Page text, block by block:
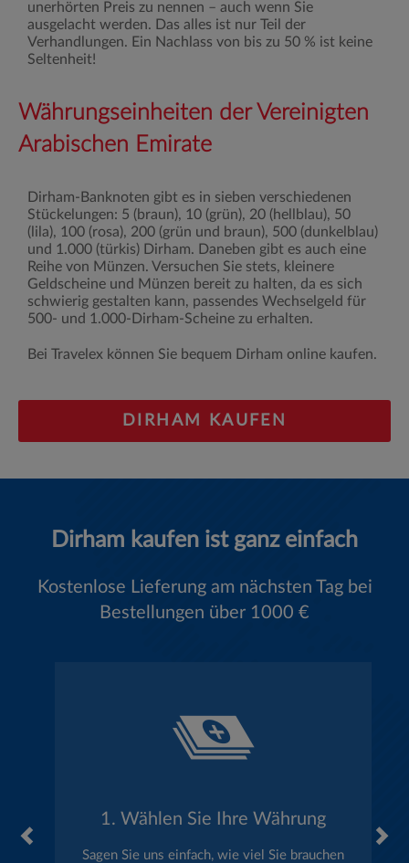
unerhörten Preis zu nennen – auch wenn Sie
ausgelacht werden. Das alles ist nur Teil der
Verhandlungen. Ein Nachlass von bis zu 50 % ist keine
Seltenheit!
Währungseinheiten der Vereinigten
Arabischen Emirate
Dirham-Banknoten gibt es in sieben verschiedenen
Stückelungen: 5 (braun), 10 (grün), 20 (hellblau), 50
(lila), 100 (rosa), 200 (grün und braun), 500 (dunkelblau)
und 1.000 (türkis) Dirham. Daneben gibt es auch eine
Reihe von Münzen. Versuchen Sie stets, kleinere
Geldscheine und Münzen bereit zu halten, da es sich
schwierig gestalten kann, passendes Wechselgeld für
500- und 1.000-Dirham-Scheine zu erhalten.
Bei Travelex können Sie bequem Dirham online kaufen.
DIRHAM KAUFEN
Dirham kaufen ist ganz einfach
Kostenlose Lieferung am nächsten Tag bei
Bestellungen über 1000 €
1. Wählen Sie Ihre Währung
Sagen Sie uns einfach, wie viel Sie brauchen